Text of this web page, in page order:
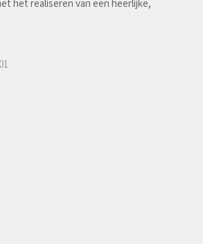
het realiseren van een heerlijke,